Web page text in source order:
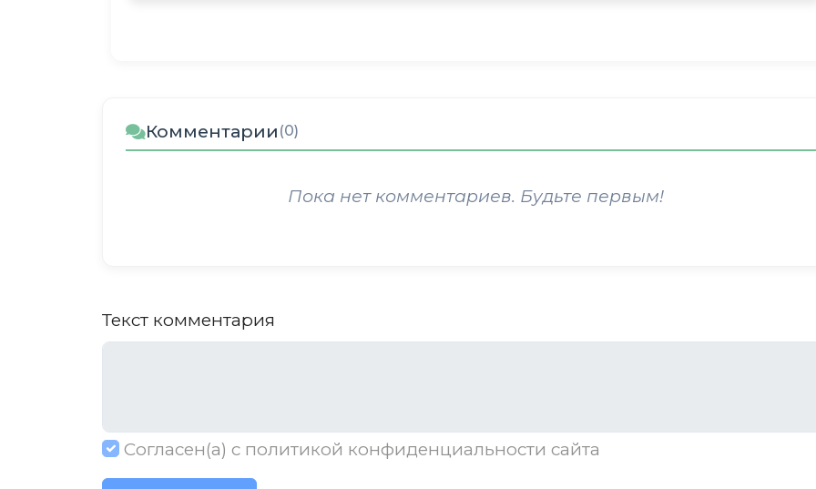
Комментарии (0)
Пока нет комментариев. Будьте первым!
Текст комментария
Согласен(а) с политикой конфиденциальности сайта